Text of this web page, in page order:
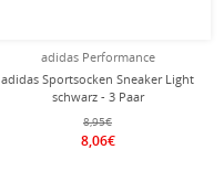
adidas Performance
adidas Sportsocken Sneaker Light
schwarz - 3 Paar
8,95€
8,06€